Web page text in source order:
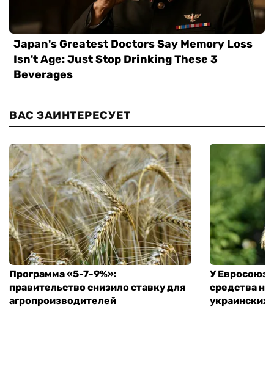
ВАС ЗАИНТЕРЕСУЕТ
Программа «5-7-9%»:
правительство снизило ставку для
агропроизводителей
У
средства